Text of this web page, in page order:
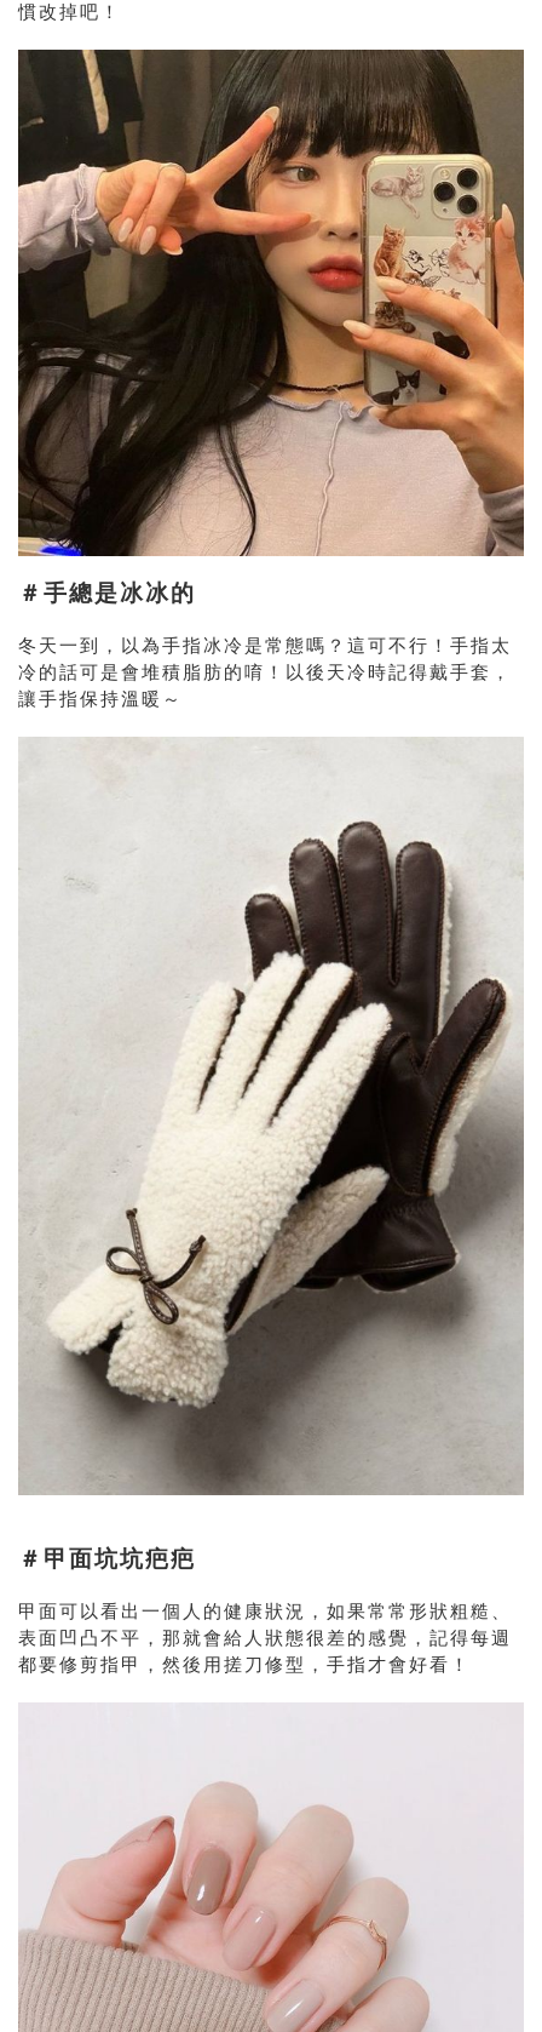
慣改掉吧！
＃手總是冰冰的
冬天一到，以為手指冰冷是常態嗎？這可不行！手指太
冷的話可是會堆積脂肪的唷！以後天冷時記得戴手套，
讓手指保持溫暖～
＃甲面坑坑疤疤
甲面可以看出一個人的健康狀況，如果常常形狀粗糙、
表面凹凸不平，那就會給人狀態很差的感覺，記得每週
都要修剪指甲，然後用搓刀修型，手指才會好看！